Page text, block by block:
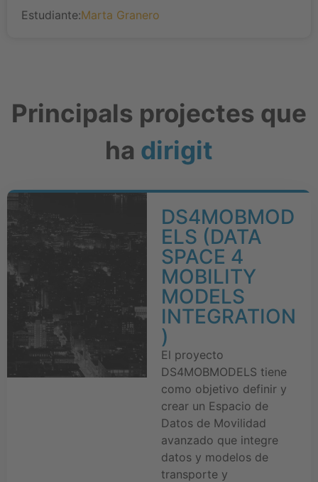
Estudiante:Marta Granero
Principals projectes que
ha dirigit
DS4MOBMOD
ELS (DATA
SPACE 4
MOBILITY
MODELS
INTEGRATION
)
El proyecto
DS4MOBMODELS tiene
como objetivo definir y
crear un Espacio de
Datos de Movilidad
avanzado que integre
datos y modelos de
transporte y